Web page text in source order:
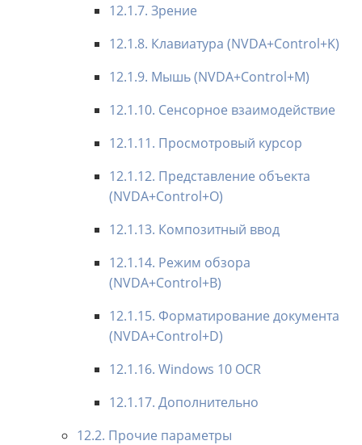
12.1.7. Зрение
12.1.8. Клавиатура (NVDA+Control+K)
12.1.9. Мышь (NVDA+Control+M)
12.1.10. Сенсорное взаимодействие
12.1.11. Просмотровый курсор
12.1.12. Представление объекта
(NVDA+Control+O)
12.1.13. Композитный ввод
12.1.14. Режим обзора
(NVDA+Control+B)
12.1.15. Форматирование документа
(NVDA+Control+D)
12.1.16. Windows 10 OCR
12.1.17. Дополнительно
12.2. Прочие параметры